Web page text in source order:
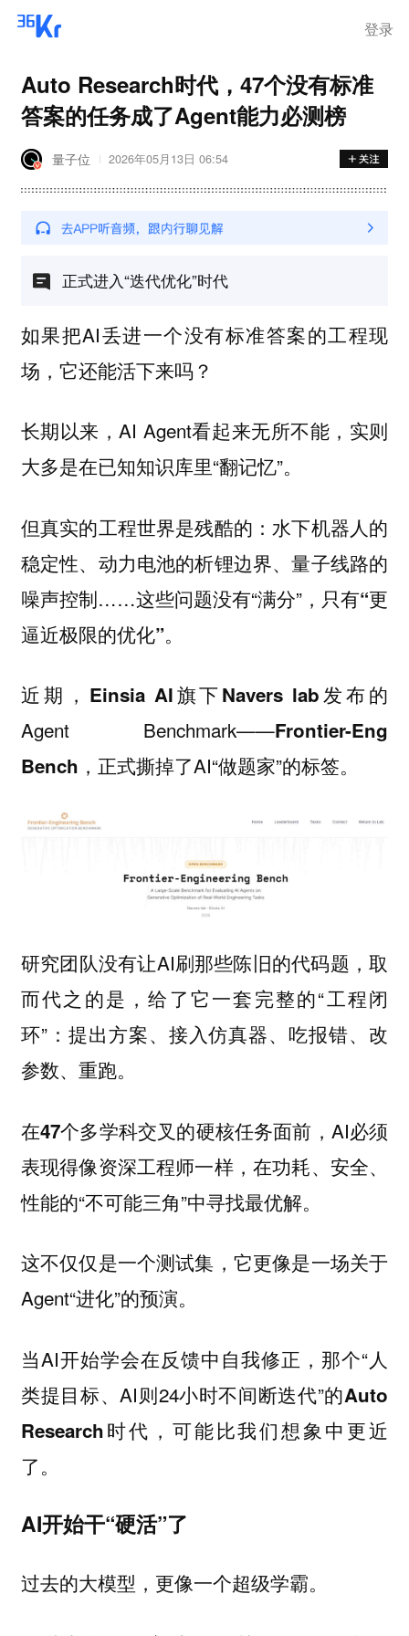
登录
Auto Research时代，47个没有标准
答案的任务成了Agent能力必测榜
量子位 2026年05月13日 06:54
正式进入“迭代优化”时代
如果把AI丢进一个没有标准答案的工程现
场，它还能活下来吗？
长期以来，AI Agent看起来无所不能，实则
大多是在已知知识库里“翻记忆”。
但真实的工程世界是残酷的：水下机器人的
稳定性、动力电池的析锂边界、量子线路的
噪声控制……这些问题没有“满分”，只有“更
逼近极限的优化”。
近期， Einsia AI旗下Navers lab发布的
Agent Benchmark——Frontier-Eng
Bench ，正式撕掉了AI“做题家”的标签。
研究团队没有让AI刷那些陈旧的代码题，取
而代之的是，给了它一套完整的“工程闭
环”：提出方案、接入仿真器、吃报错、改
参数、重跑。
在47个多学科交叉的硬核任务面前，AI必须
表现得像资深工程师一样，在功耗、安全、
性能的“不可能三角”中寻找最优解。
这不仅仅是一个测试集，它更像是一场关于
Agent“进化”的预演。
当AI开始学会在反馈中自我修正，那个“人
类提目标、AI则24小时不间断迭代”的Auto
Research时代，可能比我们想象中更近
了。
AI开始干“硬活”了
过去的大模型，更像一个超级学霸。